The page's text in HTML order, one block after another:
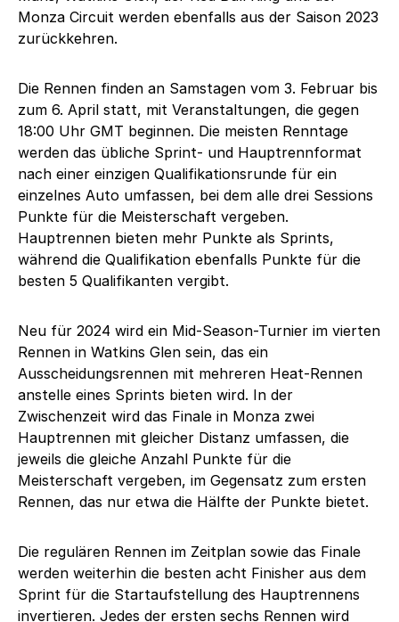
Monza Circuit werden ebenfalls aus der Saison 2023
zurückkehren.
Die Rennen finden an Samstagen vom 3. Februar bis
zum 6. April statt, mit Veranstaltungen, die gegen
18:00 Uhr GMT beginnen. Die meisten Renntage
werden das übliche Sprint- und Hauptrennformat
nach einer einzigen Qualifikationsrunde für ein
einzelnes Auto umfassen, bei dem alle drei Sessions
Punkte für die Meisterschaft vergeben.
Hauptrennen bieten mehr Punkte als Sprints,
während die Qualifikation ebenfalls Punkte für die
besten 5 Qualifikanten vergibt.
Neu für 2024 wird ein Mid-Season-Turnier im vierten
Rennen in Watkins Glen sein, das ein
Ausscheidungsrennen mit mehreren Heat-Rennen
anstelle eines Sprints bieten wird. In der
Zwischenzeit wird das Finale in Monza zwei
Hauptrennen mit gleicher Distanz umfassen, die
jeweils die gleiche Anzahl Punkte für die
Meisterschaft vergeben, im Gegensatz zum ersten
Rennen, das nur etwa die Hälfte der Punkte bietet.
Die regulären Rennen im Zeitplan sowie das Finale
werden weiterhin die besten acht Finisher aus dem
Sprint für die Startaufstellung des Hauptrennens
invertieren. Jedes der ersten sechs Rennen wird